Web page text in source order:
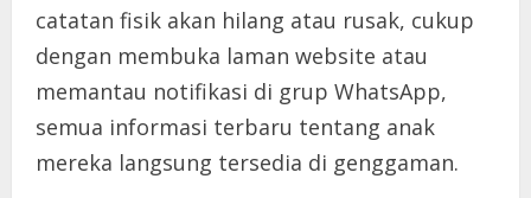
catatan fisik akan hilang atau rusak, cukup
dengan membuka laman website atau
memantau notifikasi di grup WhatsApp,
semua informasi terbaru tentang anak
mereka langsung tersedia di genggaman.